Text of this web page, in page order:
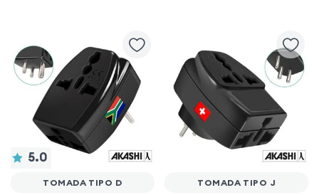
5.0
TOMADA TIPO D TOMADA TIPO J